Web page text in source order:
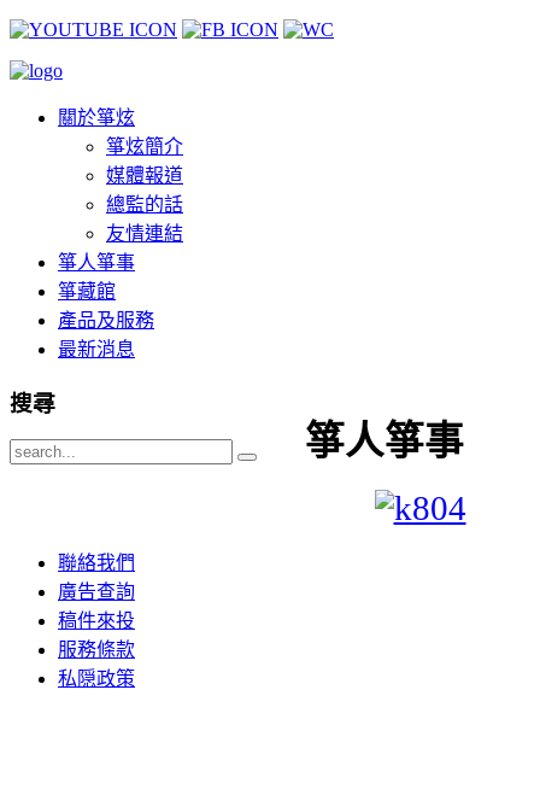
關於箏炫
箏炫簡介
媒體報道
總監的話
友情連結
箏人箏事
箏藏館
產品及服務
最新消息
箏人箏事
搜尋
聯絡我們
廣告查詢
稿件來投
服務條款
私隠政策